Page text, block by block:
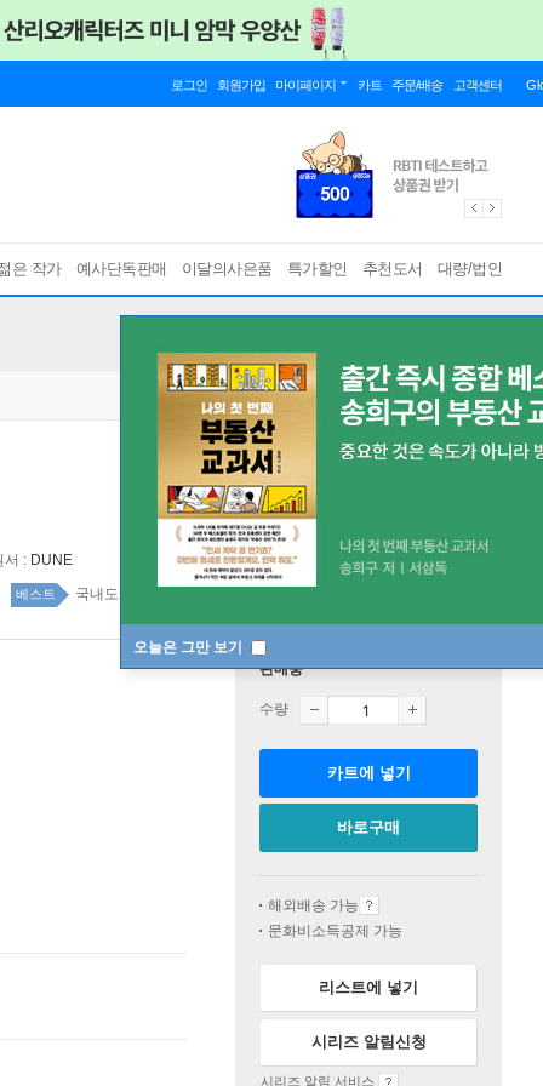
로그인 회원가입 마이페이지 카트 주문/배송 고객센터
은 작가 예사단독판매 이달의사은품 특가할인 추천도서 대량/법인
오늘은 그만 보기
서 : DUNE
베스트 국내도서 top20 2주
판매중
수량
카트에 넣기
바로구매
해외배송 가능
문화비소득공제 가능
리스트에 넣기
시리즈 알림신청
시리즈 알림 서비스